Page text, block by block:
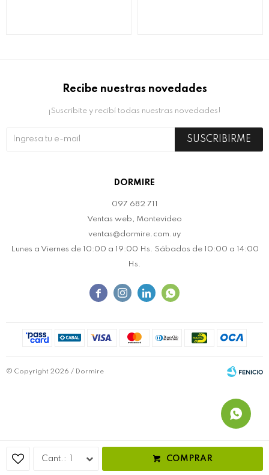
COMPRAR
DORMIRE
097 682 711
Ventas web, Montevideo
ventas@dormire.com.uy
Lunes a Viernes de 10:00 a 19:00 Hs. Sábados de 10:00 a 14:00
Hs.
   
Recibe nuestras novedades
¡Suscribite y recibí todas nuestras novedades!
SUSCRIBIRME
© Copyright 2026 / Dormire